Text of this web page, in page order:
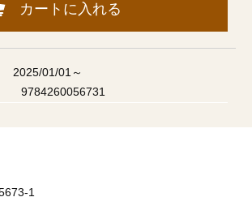
カートに入れる
2025/01/01～
9784260056731
1